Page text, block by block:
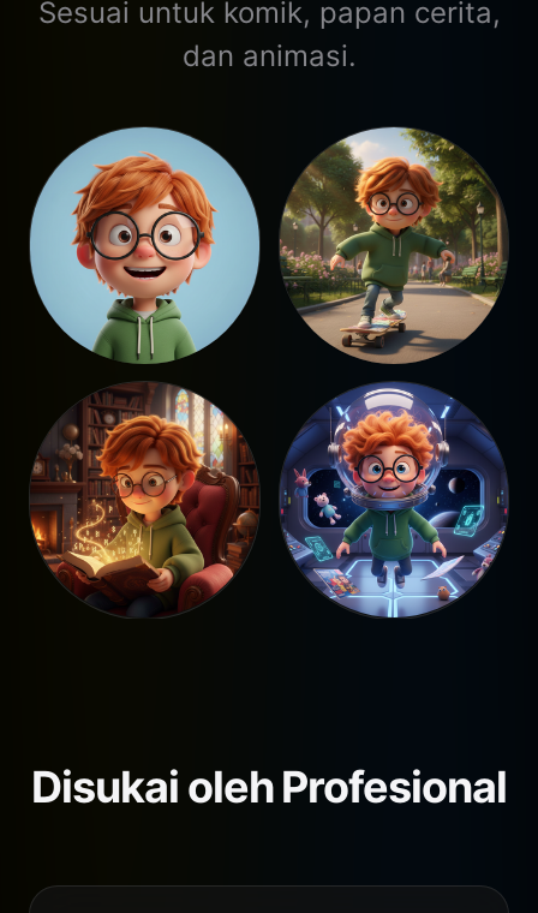
Sesuai untuk komik, papan cerita,
dan animasi.
Disukai oleh Profesional